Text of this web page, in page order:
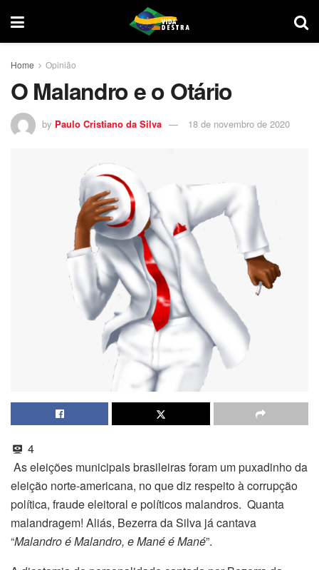
Home Opinião
O Malandro e o Otário
by Paulo Cristiano da Silva 18 de novembro de 2020
4
As eleições municipais brasileiras foram um puxadinho da
eleição norte-americana, no que diz respeito à corrupção
política, fraude eleitoral e políticos malandros. Quanta
malandragem! Aliás, Bezerra da Silva já cantava
“Malandro é Malandro, e Mané é Mané”.